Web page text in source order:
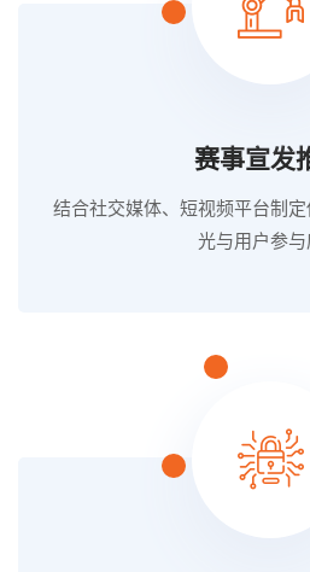
赛事宣发
结合社交媒体、短视频平台制
光与用户参与